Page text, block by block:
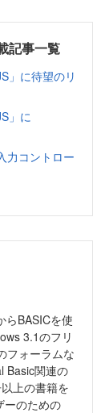
記事一覧
」に待望のリ
」に
力コントロー
らBASICを使
3.1のフリ
フォーラムな
Basic関連の
上の書籍を
ーのための